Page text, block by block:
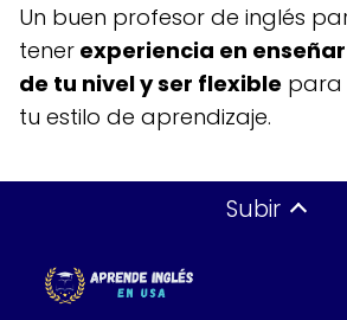
Un buen profesor de inglés
tener experiencia en
de tu nivel y ser flexible para
tu estilo de aprendizaje.
Subir